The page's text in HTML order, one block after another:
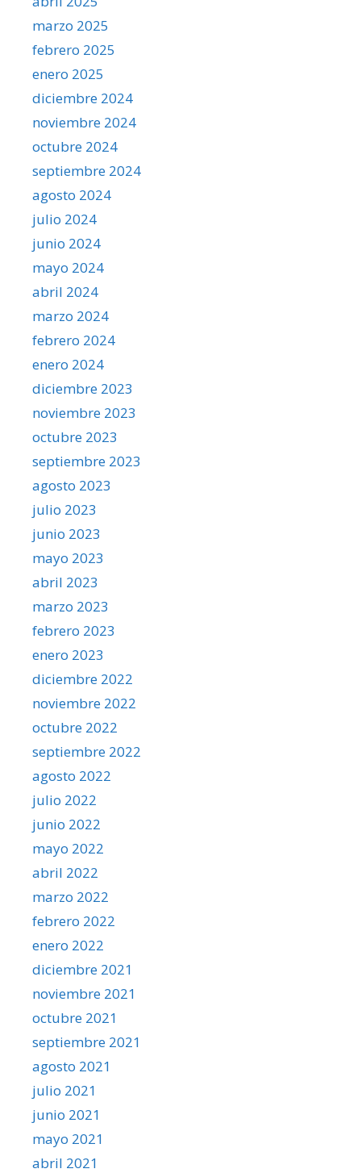
marzo 2025
febrero 2025
enero 2025
diciembre 2024
noviembre 2024
octubre 2024
septiembre 2024
agosto 2024
julio 2024
junio 2024
mayo 2024
abril 2024
marzo 2024
febrero 2024
enero 2024
diciembre 2023
noviembre 2023
octubre 2023
septiembre 2023
agosto 2023
julio 2023
junio 2023
mayo 2023
abril 2023
marzo 2023
febrero 2023
enero 2023
diciembre 2022
noviembre 2022
octubre 2022
septiembre 2022
agosto 2022
julio 2022
junio 2022
mayo 2022
abril 2022
marzo 2022
febrero 2022
enero 2022
diciembre 2021
noviembre 2021
octubre 2021
septiembre 2021
agosto 2021
julio 2021
junio 2021
mayo 2021
abril 2021